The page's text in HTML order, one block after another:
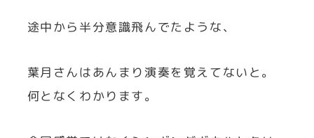
途中から半分意識飛んでたような、
葉月さんはあんまり演奏を覚えてないと。
何となくわかります。